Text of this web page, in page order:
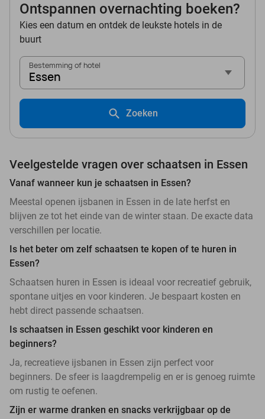
Ontspannen overnachting boeken?
Kies een datum en ontdek de leukste hotels in de
buurt
Bestemming of hotel
Essen
Zoeken
Veelgestelde vragen over schaatsen in Essen
Vanaf wanneer kun je schaatsen in Essen?
Meestal openen ijsbanen in Essen in de late herfst en
blijven ze tot het einde van de winter staan. De exacte data
verschillen per locatie.
Is het beter om zelf schaatsen te kopen of te huren in
Essen?
Schaatsen huren in Essen is ideaal voor recreatief gebruik,
spontane uitjes en voor kinderen. Je bespaart kosten en
hebt direct passende schaatsen.
Is schaatsen in Essen geschikt voor kinderen en
beginners?
Ja, recreatieve ijsbanen in Essen zijn perfect voor
beginners. De sfeer is laagdrempelig en er is genoeg ruimte
om rustig te oefenen.
Zijn er warme dranken en snacks verkrijgbaar op de